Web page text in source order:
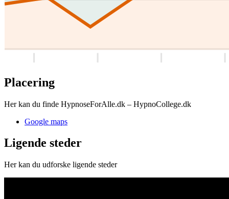
Placering
Her kan du finde HypnoseForAlle.dk – HypnoCollege.dk
Google maps
Ligende steder
Her kan du udforske ligende steder